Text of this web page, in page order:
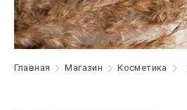
Главная Maгазин Косметика